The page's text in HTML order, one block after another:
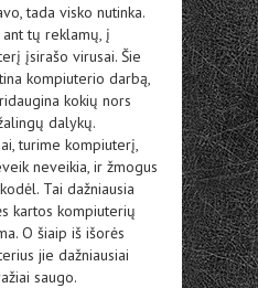
tada visko nutinka.
ant tų reklamų, į
įsirašo virusai. Šie
kompiuterio darbą,
kokių nors
dalykų.
turime kompiuterį,
neveikia, ir žmogus
Tai dažniausia
kartos kompiuterių
O šiaip iš išorės
jie dažniausiai
saugo.